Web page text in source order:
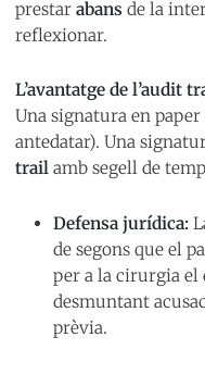
prestar abans de la
reflexionar.
L’avantatge de l’audit
Una signatura en
antedatar). Una
trail amb segell de
Defensa jurídica:
de segons que el
per a la cirurgia el
desmuntant
prèvia.